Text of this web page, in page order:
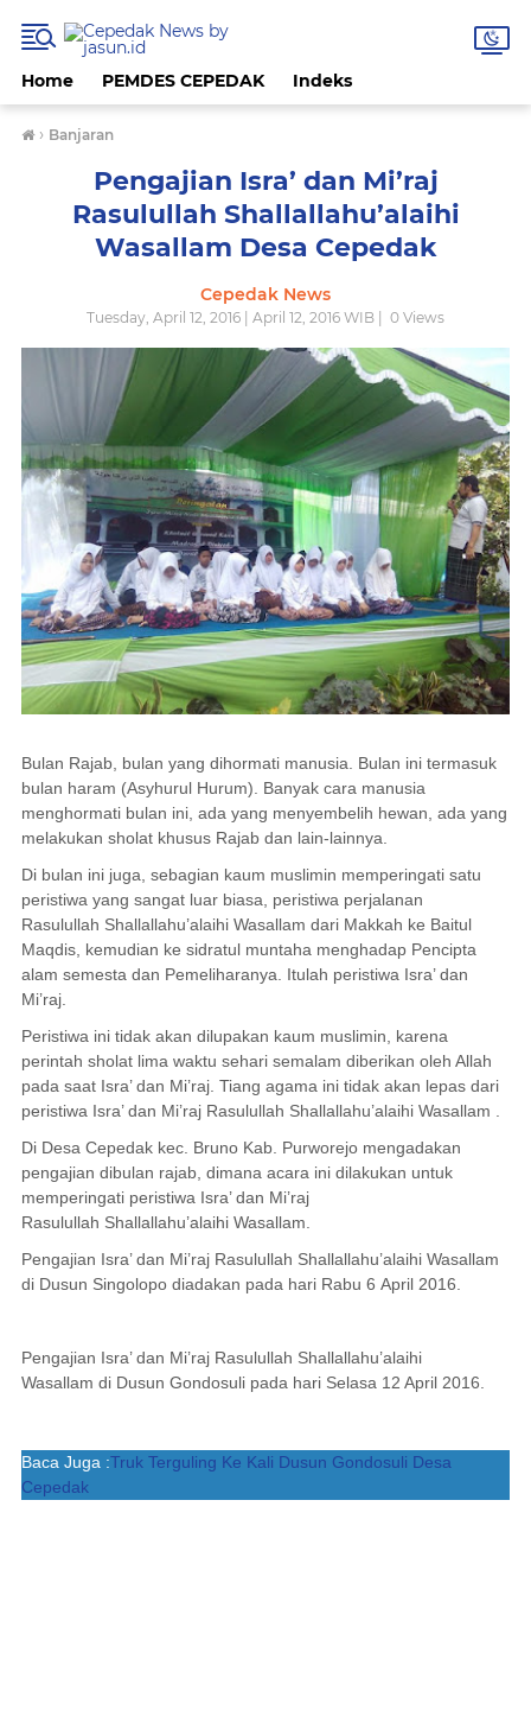
Home PEMDES CEPEDAK Indeks
› Banjaran
Pengajian Isra’ dan Mi’raj
Rasulullah Shallallahu’alaihi
Wasallam Desa Cepedak
Cepedak News
Tuesday, April 12, 2016 | April 12, 2016 WIB | 0 Views
Bulan Rajab, bulan yang dihormati manusia. Bulan ini termasuk
bulan haram (Asyhurul Hurum). Banyak cara manusia
menghormati bulan ini, ada yang menyembelih hewan, ada yang
melakukan sholat khusus Rajab dan lain-lainnya.
Di bulan ini juga, sebagian kaum muslimin memperingati satu
peristiwa yang sangat luar biasa, peristiwa perjalanan
Rasulullah Shallallahu’alaihi Wasallam dari Makkah ke Baitul
Maqdis, kemudian ke sidratul muntaha menghadap Pencipta
alam semesta dan Pemeliharanya. Itulah peristiwa Isra’ dan
Mi’raj.
Peristiwa ini tidak akan dilupakan kaum muslimin, karena
perintah sholat lima waktu sehari semalam diberikan oleh Allah
pada saat Isra’ dan Mi’raj. Tiang agama ini tidak akan lepas dari
peristiwa Isra’ dan Mi’raj Rasulullah Shallallahu’alaihi Wasallam
Di Desa Cepedak kec. Bruno Kab. Purworejo mengadakan
pengajian dibulan rajab, dimana acara ini dilakukan untuk
memperingati peristiwa Isra’ dan Mi’raj
Rasulullah Shallallahu’alaihi Wasallam
Pengajian Isra’ dan Mi’raj Rasulullah Shallallahu’alaihi Wasallam
di Dusun Singolopo diadakan pada hari Rabu 6 April 2016.
Pengajian Isra’ dan Mi’raj Rasulullah Shallallahu’alaihi
Wasallam di Dusun Gondosuli pada hari Selasa 12 April 2016.
Baca Juga :Truk Terguling Ke Kali Dusun Gondosuli Desa
Cepedak